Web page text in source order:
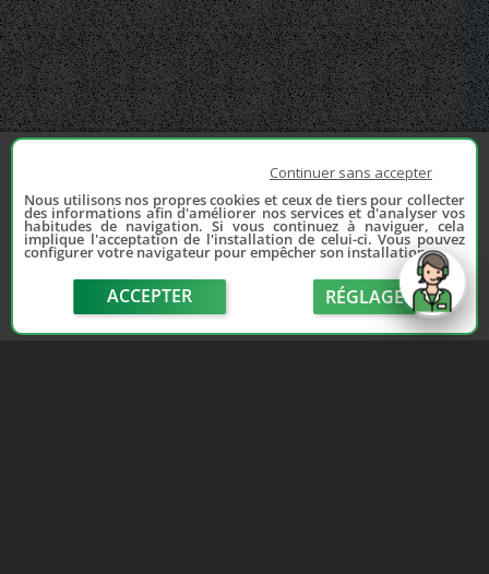
Continuer sans accepter
Nous utilisons nos propres cookies et ceux de tiers pour collecter
des informations afin d'améliorer nos services et d'analyser vos
habitudes de navigation. Si vous continuez à naviguer, cela
implique l'acceptation de l'installation de celui-ci. Vous pouvez
configurer votre navigateur pour empêcher son installation.
ACCEPTER RÉGLAGE